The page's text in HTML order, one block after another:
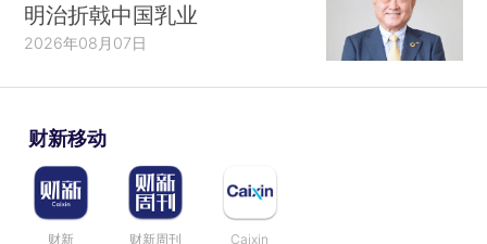
明治折戟中国乳业
2026年08月07日
财新移动
财新 财新周刊 Caixin